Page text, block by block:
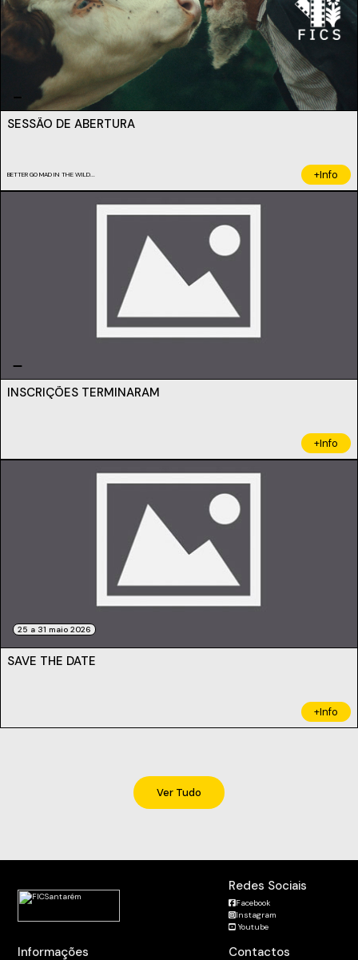
SESSÃO DE ABERTURA
BETTER GO MAD IN THE WILD... +Info
INSCRIÇÕES TERMINARAM
+Info
25 a 31 maio 2026
SAVE THE DATE
+Info
Ver Tudo
Contactos
Informações
Redes Sociais
Facebook
Instagram
Youtube